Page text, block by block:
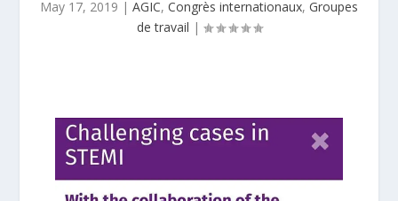
May 17, 2019 | AGIC, Congrès internationaux, Groupes
de travail |